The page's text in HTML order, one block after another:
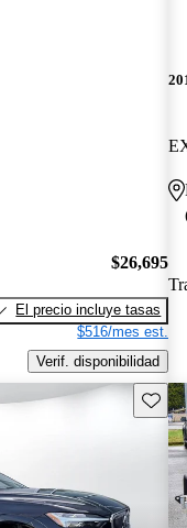
$26,695
El precio incluye tasas
$516/mes est.
Verif. disponibilidad